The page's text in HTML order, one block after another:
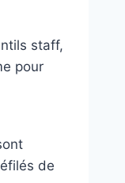
staff,
pour
de